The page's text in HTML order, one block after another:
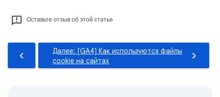
Оставьте отзыв об этой статье
Далее: [GA4] Как используются файлы
cookie на сайтах